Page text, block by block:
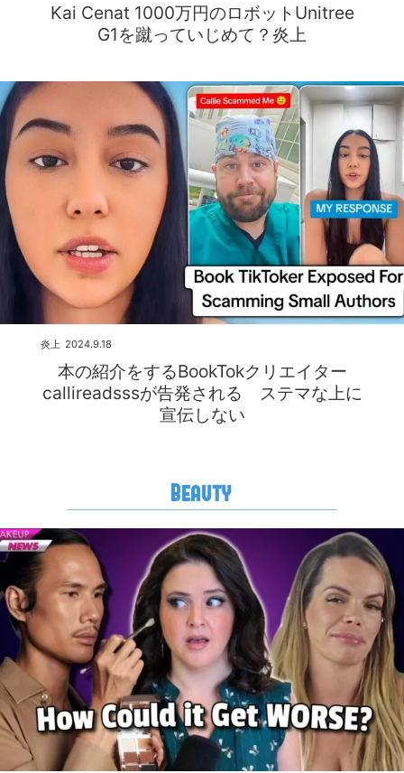
Kai Cenat 1000万円のロボットUnitree
G1を蹴っていじめて？炎上
炎上 2024.9.18
本の紹介をするBookTokクリエイター
callireadsssが告発される ステマな上に
宣伝しない
Beauty